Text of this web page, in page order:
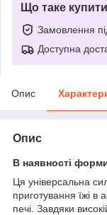
Що таке
Замовлення
Доступна
Опис
Опис
В наявності
Ця універсальна
приготування їжі в
печі. Завдяки